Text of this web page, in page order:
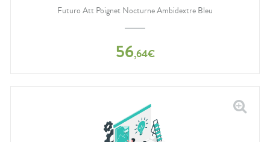
Futuro Att Poignet Nocturne Ambidextre Bleu
56,64€